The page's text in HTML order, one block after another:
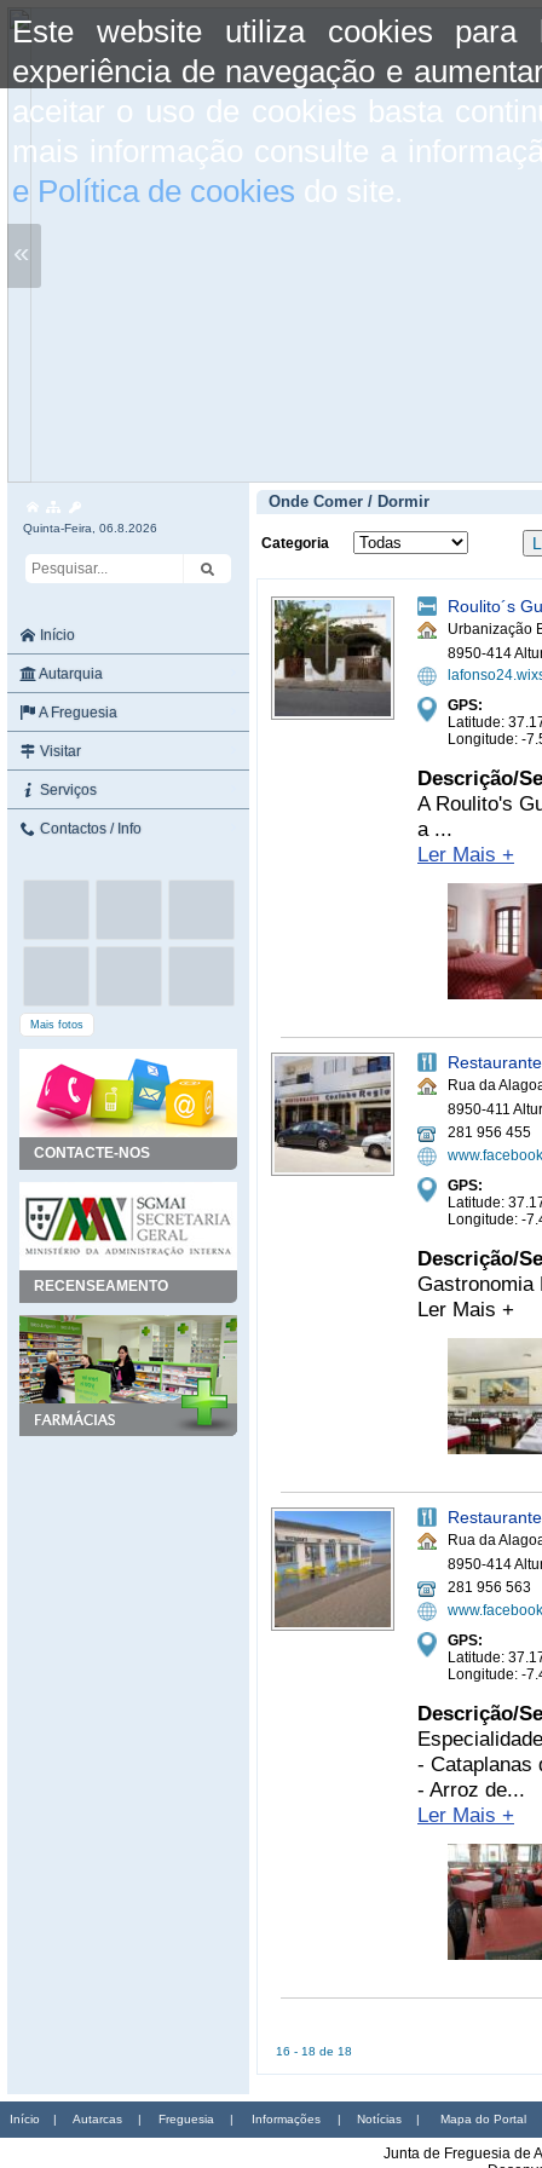
Este website utiliza cookies para
experiência de navegação e
aceitar o uso de cookies basta
mais informação consulte a
e Política de cookies do site.
«
Quinta-Feira, 06.8.2026
Início
Autarquia
A Freguesia
Visitar
Serviços
Contactos / Info
Mais fotos
CONTACTE-NOS
RECENSEAMENTO
Onde Comer / Dormir
Categoria
Roulito´s
Urbanização
8950-414
GPS:
Latitude:
Longitude: -
Descrição/
A Roulito's
a ...
Ler Mais +
Rua da
8950-411
281 956 455
GPS:
Latitude:
Longitude: -
Descrição/
Gastronomia
Ler Mais +
Rua da
8950-414
281 956 563
GPS:
Latitude:
Longitude: -
Descrição/
- Cataplanas
- Arroz de...
Ler Mais +
16 - 18 de 18
Início | Autarcas | Freguesia | Informações | Notícias | Mapa do Portal
Junta de Freguesia de